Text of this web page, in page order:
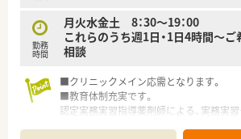
定した経営基盤を持っています。
■医薬品物流のエキスパートとして、豊富
ウを蓄積しています。
し、高い品質を維持しています。
勤務
時間
月火水金土 8：30～19：00
これらのうち週1日・1日4時間～
相談
■クリニックメイン応需となります。
■教育体制充実です。
認定実務実習指導薬剤師による、実務実習